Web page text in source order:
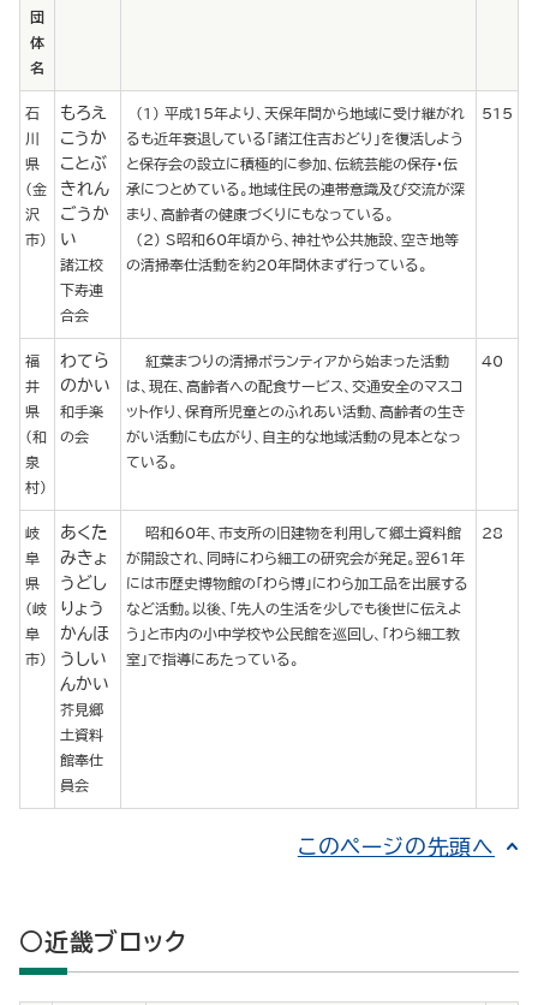
団
体
名
石
川
県
(金
沢
市)
もろえ
こうか
ことぶ
きれん
ごうか
い
諸江校
下寿連
合会
(1) 平成15年より、天保年間から地域に受け継がれ
るも近年衰退している「諸江住吉おどり」を復活しよう
と保存会の設立に積極的に参加、伝統芸能の保存・伝
承につとめている。地域住民の連帯意識及び交流が深
まり、高齢者の健康づくりにもなっている。
(2) S昭和60年頃から、神社や公共施設、空き地等
の清掃奉仕活動を約20年間休まず行っている。
515
福
井
県
(和
泉
村)
わてら
のかい
和手楽
の会
紅葉まつりの清掃ボランティアから始まった活動
は、現在、高齢者への配食サービス、交通安全のマスコ
ット作り、保育所児童とのふれあい活動、高齢者の生き
がい活動にも広がり、自主的な地域活動の見本となっ
ている。
40
岐
阜
県
(岐
阜
市)
あくた
みきょ
うどし
りょう
かんほ
うしい
んかい
芥見郷
土資料
館奉仕
員会
昭和60年、市支所の旧建物を利用して郷土資料館
が開設され、同時にわら細工の研究会が発足。翌61年
には市歴史博物館の「わら博」にわら加工品を出展する
など活動。以後、「先人の生活を少しでも後世に伝えよ
う」と市内の小中学校や公民館を巡回し、「わら細工教
室」で指導にあたっている。
28
このページの先頭へ
○近畿ブロック